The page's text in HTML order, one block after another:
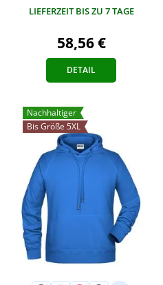
LIEFERZEIT BIS ZU 7 TAGE
58,56 €
DETAIL
Nachhaltiger
Bis Größe 5XL